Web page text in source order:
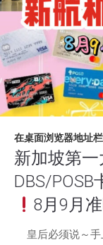
在桌面浏览器地址
新加坡第
DBS/
8月9月
皇后必须说～